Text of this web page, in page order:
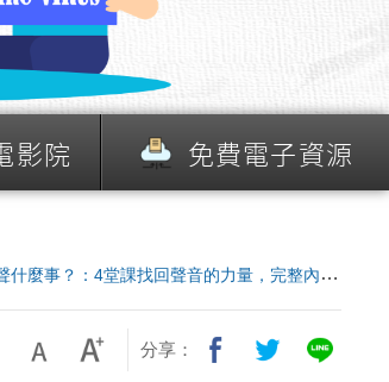
影院 免費電子資源
麼事？：4堂課找回聲音的力量，完整內在和外在的自己
分享：